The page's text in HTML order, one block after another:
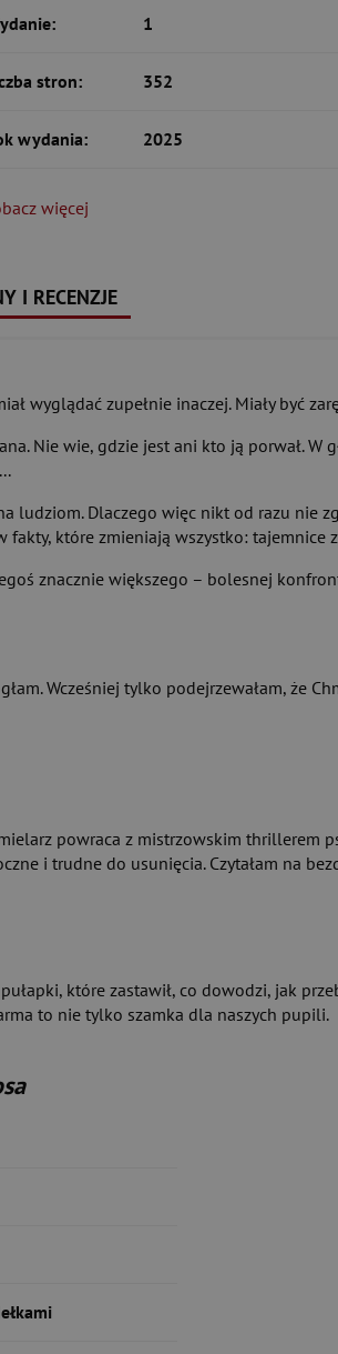
1
stron: 352
wydania: 2025
więcej
I RECENZJE
wyglądać zupełnie inaczej. Miały być
Nie wie, gdzie jest ani kto ją porwał. W
Dlaczego więc nikt od razu nie
które zmieniają wszystko: tajemnice
znacznie większego – bolesnej
Wcześniej tylko podejrzewałam, że
powraca z mistrzowskim thrillerem
i trudne do usunięcia. Czytałam na
które zastawił, co dowodzi, jak
to nie tylko szamka dla naszych pupili.